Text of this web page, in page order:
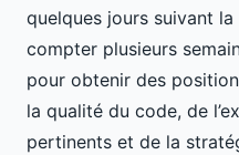
quelques jours suivant
compter plusieurs
pour obtenir des
la qualité du code, de
pertinents et de la